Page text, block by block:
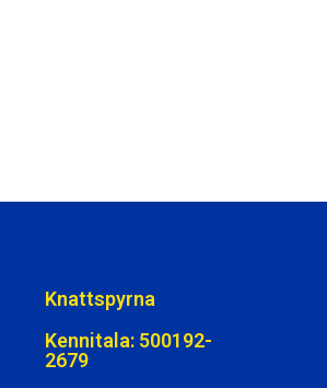
Knattspyrna
Kennitala: 500192-
2679